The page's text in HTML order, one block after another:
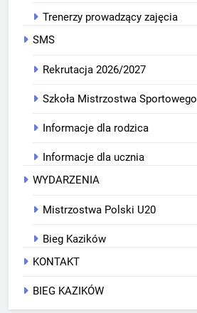
Trenerzy prowadzący zajęcia
SMS
Rekrutacja 2026/2027
Szkoła Mistrzostwa Sportowego
Informacje dla rodzica
Informacje dla ucznia
WYDARZENIA
Mistrzostwa Polski U20
Bieg Kazików
KONTAKT
BIEG KAZIKÓW